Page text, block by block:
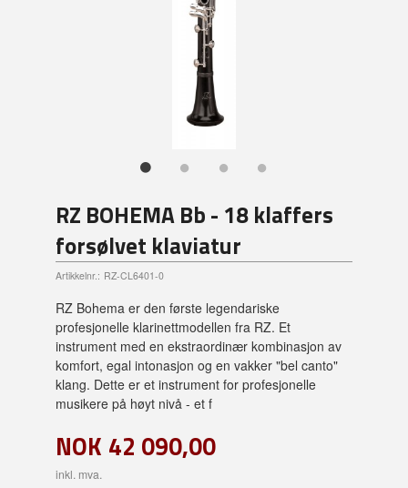
RZ BOHEMA Bb - 18 klaffers
forsølvet klaviatur
Artikkelnr.: RZ-CL6401-0
RZ Bohema er den første legendariske
profesjonelle klarinettmodellen fra RZ. Et
instrument med en ekstraordinær kombinasjon av
komfort, egal intonasjon og en vakker "bel canto"
klang. Dette er et instrument for profesjonelle
musikere på høyt nivå - et f
NOK 42 090,00
inkl. mva.